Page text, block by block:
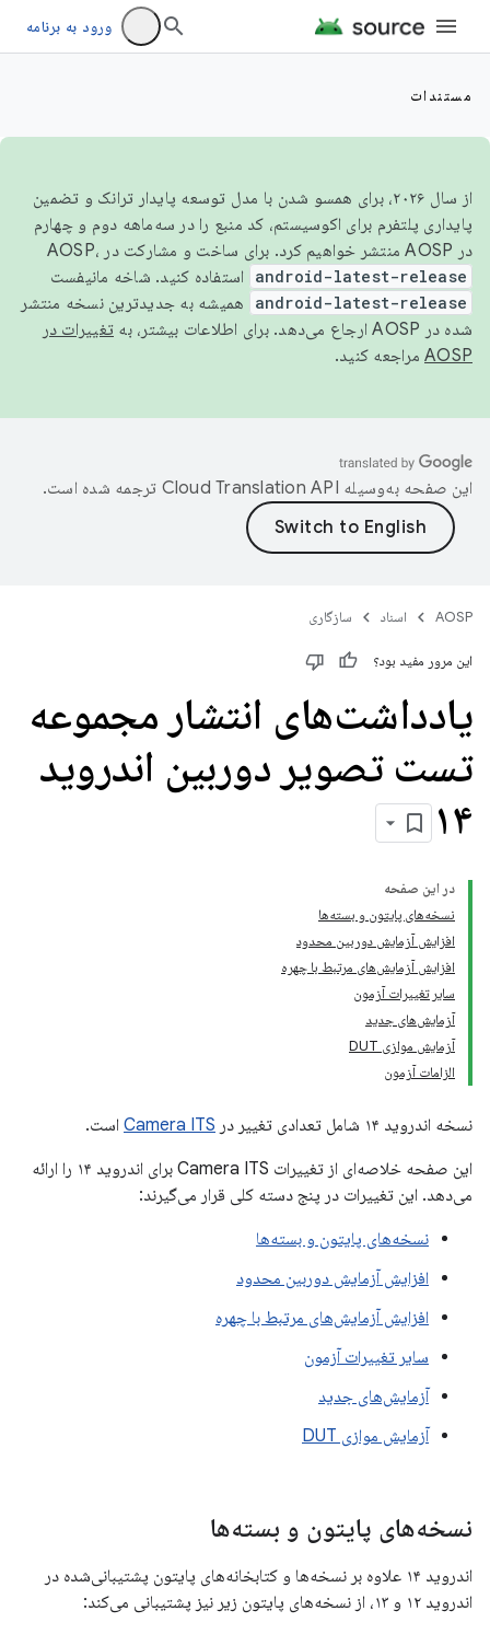
ورود به برنامه
مستندات
از سال ۲۰۲۶، برای همسو شدن با مدل توسعه پایدار ترانک و تضمین
پایداری پلتفرم برای اکوسیستم، کد منبع را در سه‌ماهه دوم و چهارم
در AOSP منتشر خواهیم کرد. برای ساخت و مشارکت در AOSP،
android-latest-release استفاده کنید. شاخه مانیفست
android-latest-release
همیشه به جدیدترین نسخه منتشر
شده در AOSP ارجاع می‌دهد. برای اطلاعات بیشتر، به
تغییرات در
AOSP مراجعه کنید.
این صفحه به‌وسیله ترجمه شده است.
AOSP اسناد سازگاری
این مرور مفید بود؟
یادداشت‌های انتشار مجموعه
تست تصویر دوربین اندروید
۱۴
در این صفحه
نسخه‌های پایتون و بسته‌ها
افزایش آزمایش دوربین محدود
افزایش آزمایش‌های مرتبط با چهره
سایر تغییرات آزمون
آزمایش‌های جدید
آزمایش موازی DUT
الزامات آزمون
نسخه اندروید ۱۴ شامل تعدادی تغییر در Camera ITS است.
این صفحه خلاصه‌ای از تغییرات Camera ITS برای اندروید ۱۴ را ارائه
می‌دهد. این تغییرات در پنج دسته کلی قرار می‌گیرند:
نسخه‌های پایتون و بسته‌ها
افزایش آزمایش دوربین محدود
افزایش آزمایش‌های مرتبط با چهره
سایر تغییرات آزمون
آزمایش‌های جدید
آزمایش موازی DUT
نسخه‌های پایتون و بسته‌ها
اندروید ۱۴ علاوه بر نسخه‌ها و کتابخانه‌های پایتون پشتیبانی‌شده در
اندروید ۱۲ و ۱۳، از نسخه‌های پایتون زیر نیز پشتیبانی می‌کند: